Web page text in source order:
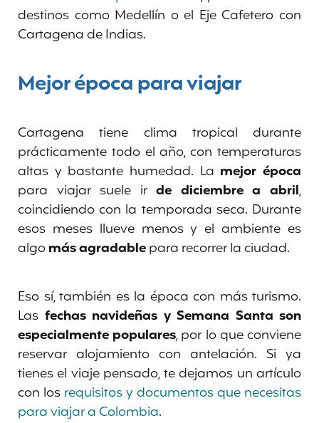
destinos como Medellín o el Eje Cafetero con
Cartagena de Indias.
Mejor época para viajar
Cartagena tiene clima tropical durante
prácticamente todo el año, con temperaturas
altas y bastante humedad. La mejor época
para viajar suele irde diciembre a abril,
coincidiendo con la temporada seca. Durante
esos meses llueve menos y el ambiente es
algomás agradablepara recorrer la ciudad.
Eso sí, también es la época con más turismo.
Las fechas navideñas y Semana Santa son
especialmente populares, por lo que conviene
reservar alojamiento con antelación. Si ya
tienes el viaje pensado, te dejamos un artículo
con los requisitos y documentos que necesitas
para viajar a Colombia.